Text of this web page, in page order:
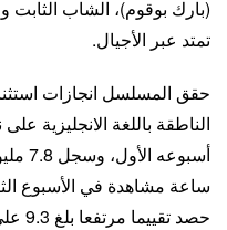
(بارك بوقوم)، الشاب
تمتد عبر الأجيال.
حقق المسلسل انجازات
ساعة مشاهدة في الأسبوع